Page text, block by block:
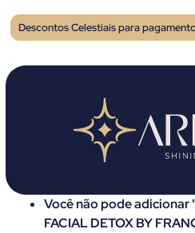
Descontos Celestiais para
Você não pode adicionar
FACIAL DETOX BY